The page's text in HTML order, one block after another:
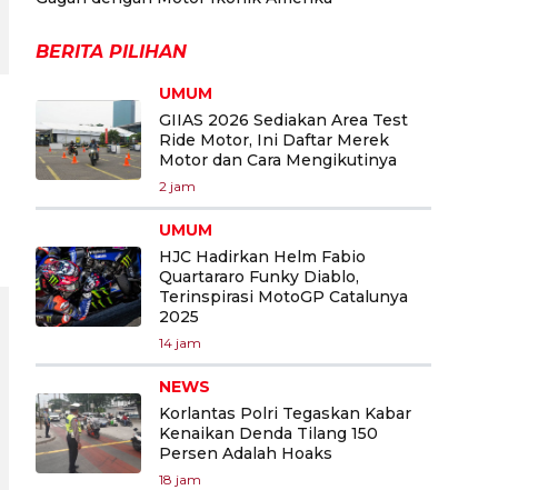
BERITA PILIHAN
UMUM
GIIAS 2026 Sediakan Area Test
Ride Motor, Ini Daftar Merek
Motor dan Cara Mengikutinya
2 jam
UMUM
HJC Hadirkan Helm Fabio
Quartararo Funky Diablo,
Terinspirasi MotoGP Catalunya
2025
14 jam
NEWS
Korlantas Polri Tegaskan Kabar
Kenaikan Denda Tilang 150
Persen Adalah Hoaks
18 jam